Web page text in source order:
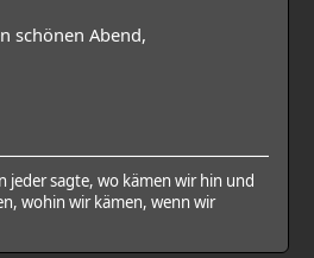
schönen Abend,
jeder sagte, wo kämen wir hin und
wohin wir kämen, wenn wir